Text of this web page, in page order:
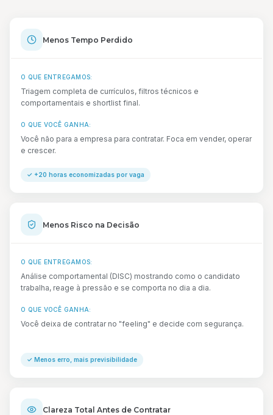
Menos Tempo Perdido
O QUE ENTREGAMOS:
Triagem completa de currículos, filtros técnicos e
comportamentais e shortlist final.
O QUE VOCÊ GANHA:
Você não para a empresa para contratar. Foca em vender, operar
e crescer.
✓ +20 horas economizadas por vaga
Menos Risco na Decisão
O QUE ENTREGAMOS:
Análise comportamental (DISC) mostrando como o candidato
trabalha, reage à pressão e se comporta no dia a dia.
O QUE VOCÊ GANHA:
Você deixa de contratar no "feeling" e decide com segurança.
✓ Menos erro, mais previsibilidade
Clareza Total Antes de Contratar